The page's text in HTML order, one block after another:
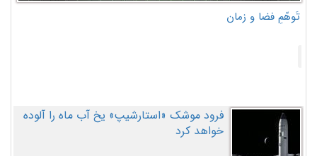
تَوهّمِ فضا و زمان
فرود موشک «استارشیپ» یخ آب ماه را آلوده
خواهد کرد